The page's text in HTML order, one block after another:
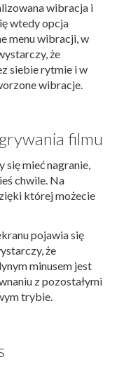
wibracja i
wtedy opcja
menu wibracji, w
że
siebie rytmie i w
wibracje.
filmu
się mieć nagranie,
chwile. Na
której możecie
pojawia się
że
minusem jest
z pozostałymi
trybie.